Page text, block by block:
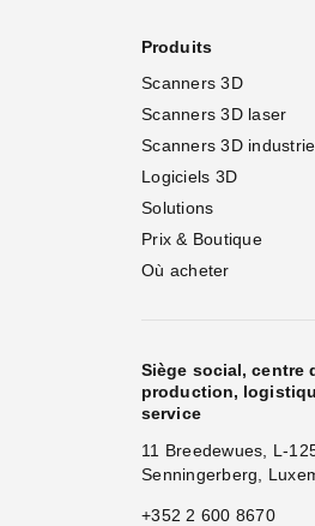
Produits
Scanners 3D
Scanners 3D laser
Scanners 3D
Logiciels 3D
Solutions
Prix & Boutique
Où acheter
Siège social, centre
production,
service
11 Breedewues, L-
Senningerberg,
+352 2 600 8670